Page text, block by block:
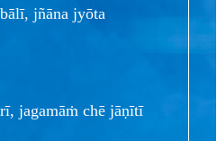
jñāna jyōta
jagamāṁ chē jāṇītī